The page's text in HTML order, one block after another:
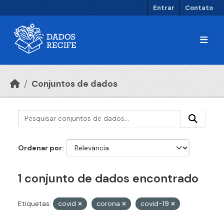
Entrar Contato
Conjuntos de dados
Ordenar por
1 conjunto de dados encontrado
Etiquetas: covid corona
covid-19